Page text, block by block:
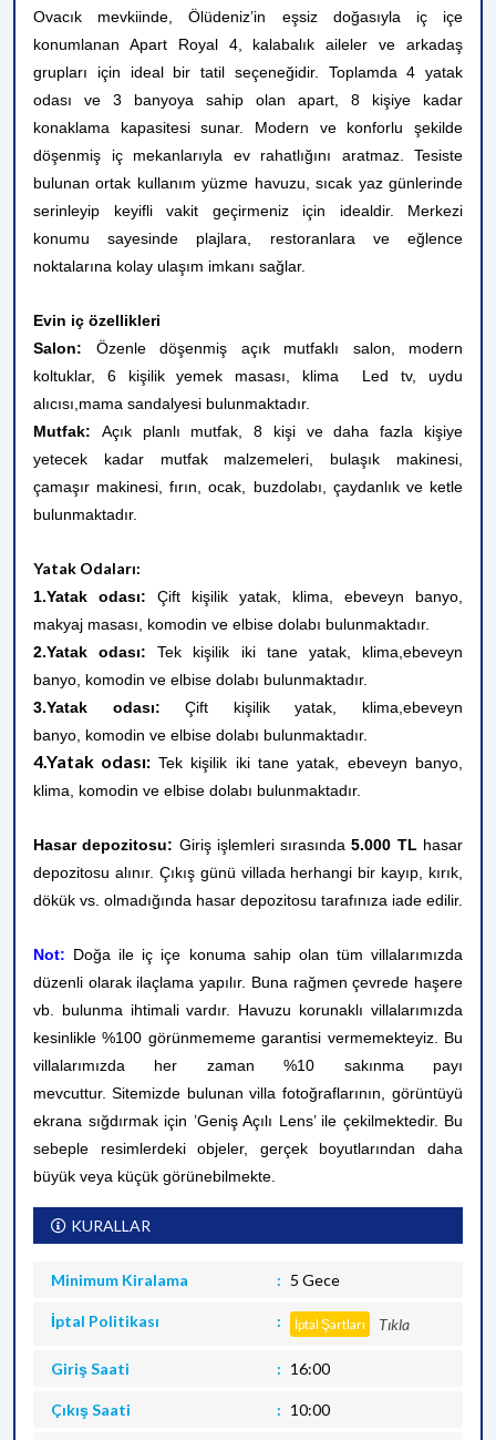
Ovacık mevkiinde, Ölüdeniz’in eşsiz doğasıyla iç içe
konumlanan Apart Royal 4, kalabalık aileler ve arkadaş
grupları için ideal bir tatil seçeneğidir. Toplamda 4 yatak
odası ve 3 banyoya sahip olan apart, 8 kişiye kadar
konaklama kapasitesi sunar. Modern ve konforlu şekilde
döşenmiş iç mekanlarıyla ev rahatlığını aratmaz. Tesiste
bulunan ortak kullanım yüzme havuzu, sıcak yaz günlerinde
serinleyip keyifli vakit geçirmeniz için idealdir. Merkezi
konumu sayesinde plajlara, restoranlara ve eğlence
noktalarına kolay ulaşım imkanı sağlar.
Evin iç özellikleri
Salon: Özenle döşenmiş açık mutfaklı salon, modern
koltuklar, 6 kişilik yemek masası,
klima
Led tv, uydu
alıcısı,mama sandalyesi bulunmaktadır.
Mutfak: Açık planlı mutfak, 8 kişi ve daha fazla kişiye
yetecek kadar mutfak malzemeleri, bulaşık makinesi,
çamaşır makinesi, fırın, ocak, buzdolabı, çaydanlık ve ketle
bulunmaktadır.
Yatak Odaları:
1.Yatak odası: Çift kişilik yatak, klima, ebeveyn banyo,
makyaj masası, komodin ve elbise dolabı bulunmaktadır.
2.Yatak odası: Tek kişilik iki tane yatak, klima,ebeveyn
banyo, komodin ve elbise dolabı bulunmaktadır.
3.Yatak odası:Çift kişilik yatak klima,ebeveyn
banyo, komodin ve elbise dolabı bulunmaktadır.
4.Yatak odası: Tek kişilik iki tane yatak, ebeveyn banyo,
klima, komodin ve elbise dolabı bulunmaktadır.
Hasar depozitosu: Giriş işlemleri sırasında5.000 TL hasar
depozitosu alınır. Çıkış günü villada herhangi bir kayıp, kırık,
dökük vs. olmadığında hasar depozitosu tarafınıza iade edilir.
Not: Doğa ile iç içe konuma sahip olan tüm villalarımızda
düzenli olarak ilaçlama yapılır. Buna rağmen çevrede haşere
vb. bulunma ihtimali vardır. Havuzu korunaklı villalarımızda
kesinlikle %100 görünmememe garantisi vermemekteyiz. Bu
villalarımızda her zaman %10 sakınma payı
mevcuttur. Sitemizde bulunan villa fotoğraflarının, görüntüyü
ekrana sığdırmak için ’Geniş Açılı Lens’ ile çekilmektedir. Bu
sebeple resimlerdeki objeler, gerçek boyutlarından daha
büyük veya küçük görünebilmekte.
KURALLAR
Minimum Kiralama 5 Gece
İptal Politikası İptal Şartları Tıkla
Giriş Saati 16:00
Çıkış Saati 10:00